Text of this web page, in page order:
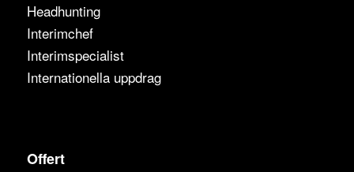
Headhunting
Interimchef
Interimspecialist
Internationella uppdrag
Offert